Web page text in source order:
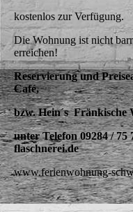
kostenlos zur Verfügung.
Die Wohnung ist nicht
erreichen!
Reservierung und
Café,
bzw. Hein´s Fränkische
unter Telefon 09284 /
flaschnerei.de
www.ferienwohnung-